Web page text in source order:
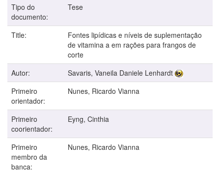
Tipo do
documento:
Tese
Title:
Fontes lipídicas e níveis de suplementação
de vitamina a em rações para frangos de
corte
Autor:
Savaris, Vaneila Daniele Lenhardt
Primeiro
orientador:
Nunes, Ricardo Vianna
Primeiro
coorientador:
Eyng, Cinthia
Primeiro
membro da
banca:
Nunes, Ricardo Vianna